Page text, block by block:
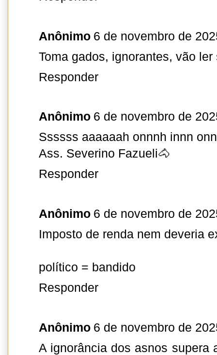
Anônimo 6 de novembro de
Toma gados, ignorantes, vão
Responder
Anônimo 6 de novembro de
Ssssss aaaaaah onnnh innn
Ass. Severino Fazueli🐴
Responder
Anônimo 6 de novembro de
Imposto de renda nem deveria
político = bandido
Responder
Anônimo 6 de novembro de
A ignorância dos asnos supera